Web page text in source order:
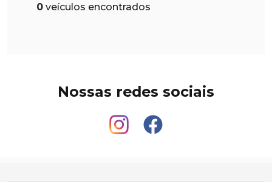
0 veículos encontrados
Nossas redes sociais